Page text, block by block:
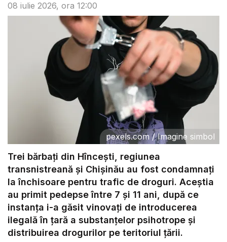
08 iulie 2026, ora 12:00
pexels.com/Imagine simbol
Trei bărbați din Hîncești, regiunea
transnistreană și Chișinău au fost condamnați
la închisoare pentru trafic de droguri. Aceștia
au primit pedepse între 7 și 11 ani, după ce
instanța i-a găsit vinovați de introducerea
ilegală în țară a substanțelor psihotrope și
distribuirea drogurilor pe teritoriul țării.